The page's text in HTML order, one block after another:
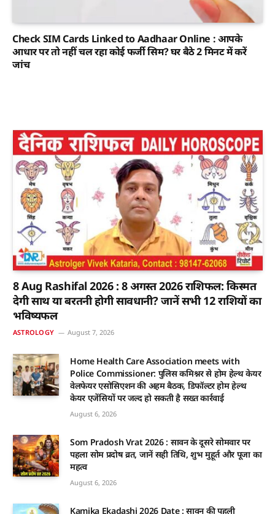
Check SIM Cards Linked to Aadhaar Online : आपके
आधार पर तो नहीं चल रहा कोई फर्जी सिम? घर बैठे 2 मिनट में करें
जांच
8 Aug Rashifal 2026 : 8 अगस्त 2026 राशिफल: किस्मत
देगी साथ या बरतनी होगी सावधानी? जानें सभी 12 राशियों का
भविष्यफल
ASTROLOGY August 7, 2026
Home Health Care Association meets with
Police Commissioner: पुलिस कमिश्नर से होम हेल्थ केयर
वेलफेयर एसोसिएशन की अहम बैठक, डिफॉल्टर होम हेल्थ
केयर एजेंसियों पर जल्द हो सकती है सख्त कार्रवाई
August 6, 2026
Som Pradosh Vrat 2026 : सावन के दूसरे सोमवार पर
पहला सोम प्रदोष व्रत, जानें सही तिथि, शुभ मुहूर्त और पूजा का
महत्व
August 6, 2026
Kamika Ekadashi 2026 Date : सावन की पहली